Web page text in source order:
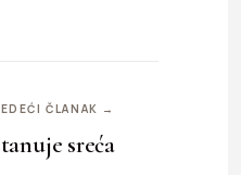
ČLANAK →
sreća